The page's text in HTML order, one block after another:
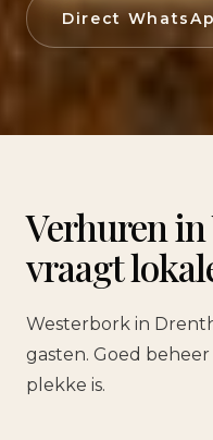
Direct
Verhuren
vraagt
Westerbork in
gasten. Goed
plekke is.